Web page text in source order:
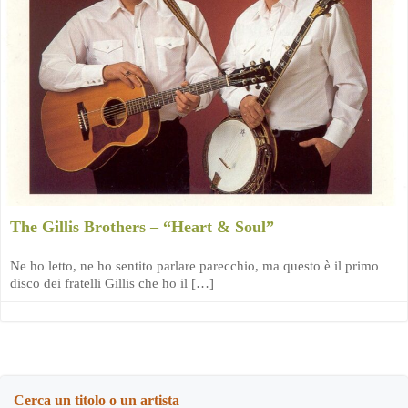
The Gillis Brothers – “Heart & Soul”
Ne ho letto, ne ho sentito parlare parecchio, ma questo è il primo
disco dei fratelli Gillis che ho il […]
Cerca un titolo o un artista